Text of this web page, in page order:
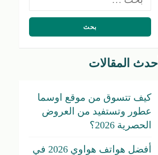
أحدث المقالات
كيف تتسوق من موقع اوسما
عطور وتستفيد من العروض
الحصرية 2026؟
أفضل هواتف هواوي 2026 في